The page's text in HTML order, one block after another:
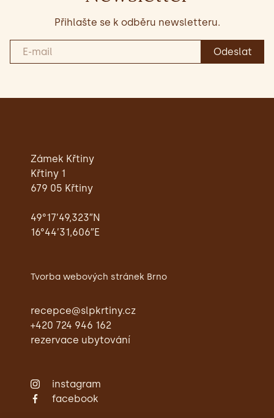
Přihlašte se k odběru newsletteru.
Zámek Křtiny
Křtiny 1
679 05 Křtiny
49°17’49,323″N
16°44’31,606″E
Tvorba webových stránek Brno
recepce@slpkrtiny.cz
+420 724 946 162
rezervace ubytování
instagram
facebook